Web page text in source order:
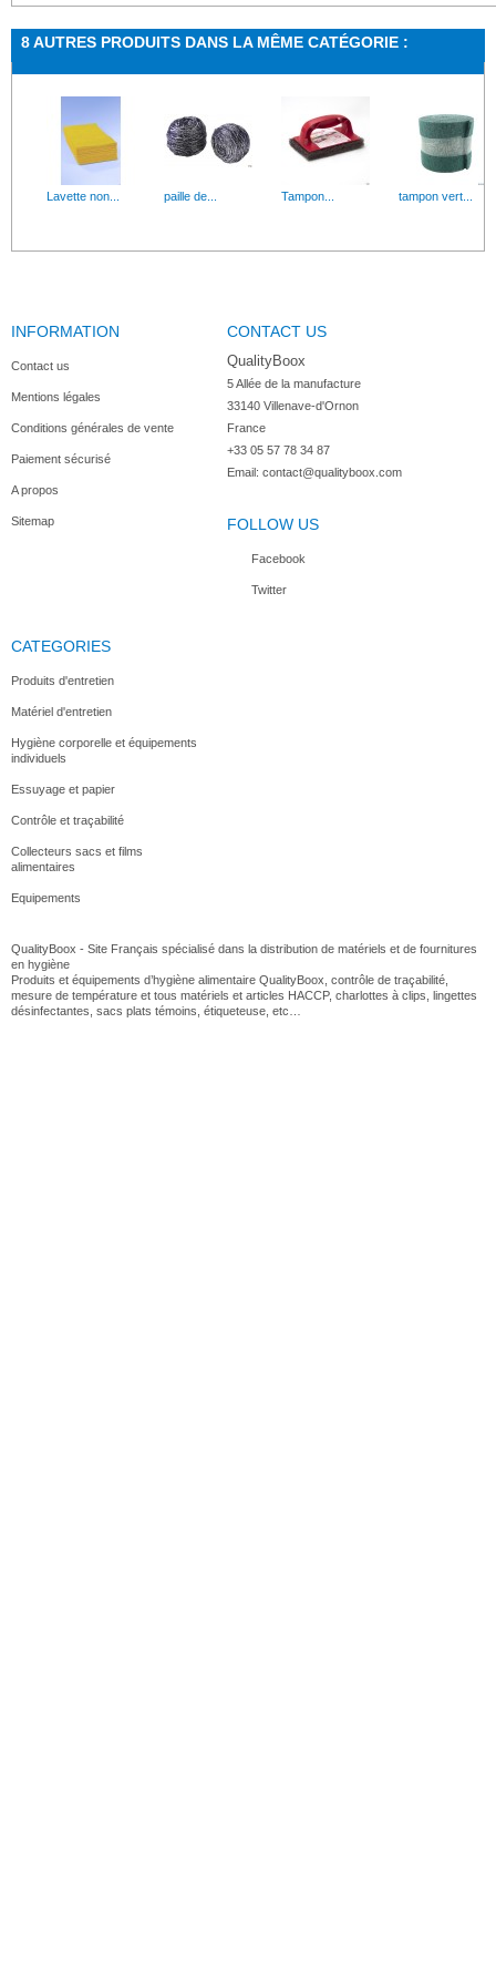
Lingettes... Thermometre...
Chaine inox...
Descriptif : Avec 2 crochets en S et d'une...
Kits...
kit visiteur jetable LOT DE 10,
Lot de 5 tampons abrasifs verts. Format 10 cm x...
8 AUTRES PRODUITS DANS LA MÊME CATÉGORIE :
Lavette non... paille de... Tampon... tampon vert...
Raclette...
INFORMATION
Contact us
Mentions légales
Conditions générales de vente
Paiement sécurisé
A propos
Sitemap
CONTACT US
QualityBoox
5 Allée de la manufacture
33140 Villenave-d'Ornon
France
+33 05 57 78 34 87
Email: contact@qualityboox.com
FOLLOW US
Facebook
Twitter
CATEGORIES
Produits d'entretien
Matériel d'entretien
Hygiène corporelle et équipements
individuels
Essuyage et papier
Contrôle et traçabilité
Collecteurs sacs et films
alimentaires
Equipements
QualityBoox - Site Français spécialisé dans la distribution de matériels et de fournitures
en hygiène
Produits et équipements d’hygiène alimentaire QualityBoox, contrôle de traçabilité,
mesure de température et tous matériels et articles HACCP, charlottes à clips, lingettes
désinfectantes, sacs plats témoins, étiqueteuse, etc…